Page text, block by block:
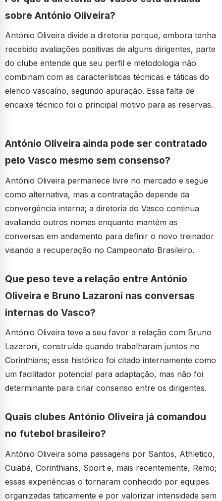
sobre António Oliveira?
António Oliveira divide a diretoria porque, embora tenha
recebido avaliações positivas de alguns dirigentes, parte
do clube entende que seu perfil e metodologia não
combinam com as características técnicas e táticas do
elenco vascaíno, segundo apuração. Essa falta de
encaixe técnico foi o principal motivo para as reservas.
António Oliveira ainda pode ser contratado
pelo Vasco mesmo sem consenso?
António Oliveira permanece livre no mercado e segue
como alternativa, mas a contratação depende da
convergência interna; a diretoria do Vasco continua
avaliando outros nomes enquanto mantém as
conversas em andamento para definir o novo treinador
visando a recuperação no Campeonato Brasileiro.
Que peso teve a relação entre António
Oliveira e Bruno Lazaroni nas conversas
internas do Vasco?
António Oliveira teve a seu favor a relação com Bruno
Lazaroni, construída quando trabalharam juntos no
Corinthians; esse histórico foi citado internamente como
um facilitador potencial para adaptação, mas não foi
determinante para criar consenso entre os dirigentes.
Quais clubes António Oliveira já comandou
no futebol brasileiro?
António Oliveira soma passagens por Santos, Athletico,
Cuiabá, Corinthians, Sport e, mais recentemente, Remo;
essas experiências o tornaram conhecido por equipes
organizadas taticamente e por valorizar intensidade sem